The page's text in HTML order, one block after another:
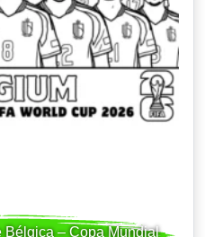
– Copa Mundial